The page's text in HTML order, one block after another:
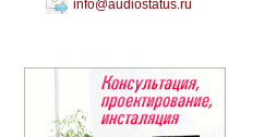
info@audiostatus.ru